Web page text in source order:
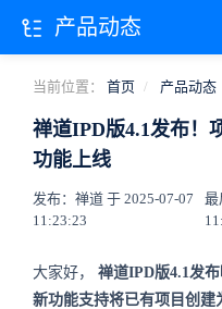
当前位置： 首页 产品动态
禅道IPD版4.1发布！
功能上线
发布：禅道 于 2025-07-07
11:23:23
最
大家好， 禅道IPD版4.1发布
新功能支持将已有项目创建
产品动态